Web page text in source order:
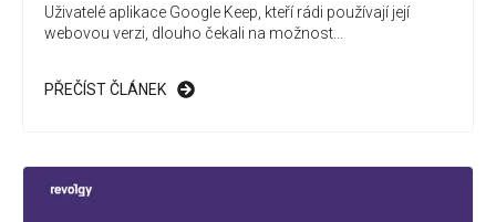
Uživatelé aplikace Google Keep, kteří rádi používají její
webovou verzi, dlouho čekali na možnost...
PŘEČÍST ČLÁNEK